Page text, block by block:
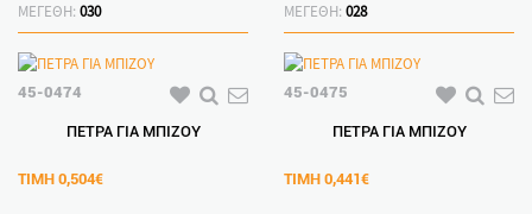
ΜΕΓΕΘΗ: 030
ΜΕΓΕΘΗ: 028
45-0474
ΠΕΤΡΑ ΓΙΑ ΜΠΙΖΟΥ
ΤΙΜΗ 0,504€
45-0475
ΠΕΤΡΑ ΓΙΑ ΜΠΙΖΟΥ
ΤΙΜΗ 0,441€